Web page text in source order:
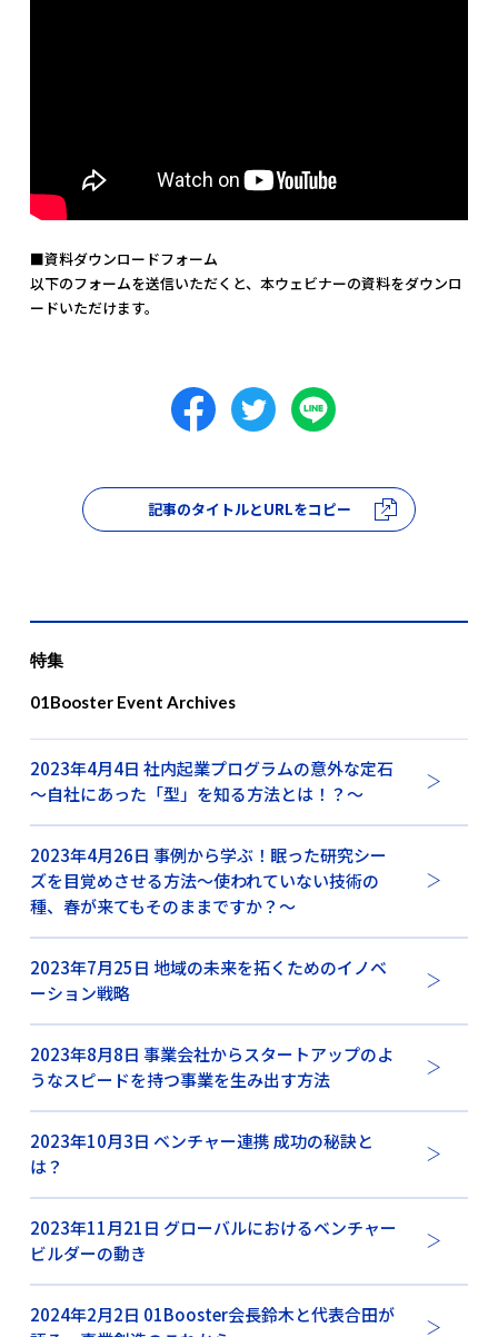
■資料ダウンロードフォーム
以下のフォームを送信いただくと、本ウェビナーの資料をダウンロ
ードいただけます。
記事のタイトルとURLをコピー
特集
01Booster Event Archives
2023年4月4日 社内起業プログラムの意外な定石
～自社にあった「型」を知る方法とは！？～
2023年4月26日 事例から学ぶ！眠った研究シー
ズを目覚めさせる方法～使われていない技術の
種、春が来てもそのままですか？～
2023年7月25日 地域の未来を拓くためのイノベ
ーション戦略
2023年8月8日 事業会社からスタートアップのよ
うなスピードを持つ事業を生み出す方法
2023年10月3日 ベンチャー連携 成功の秘訣と
は？
2023年11月21日 グローバルにおけるベンチャー
ビルダーの動き
2024年2月2日 01Booster会長鈴木と代表合田が